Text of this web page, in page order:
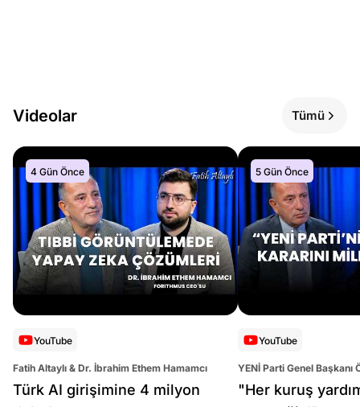
Videolar Tümü
4 Gün Önce
YouTube
Fatih Altaylı & Dr. İbrahim Ethem Hamamcı
Türk AI girişimine 4 milyon
5 Gün Önce
YouTube
YENİ Parti Genel Başkanı
Altaylı
"Her kuruş